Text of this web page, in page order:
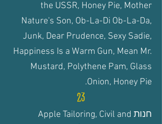
the USSR, Honey Pie, Mother
Nature's Son, Ob-La-Di Ob-La-Da,
Junk, Dear Prudence, Sexy Sadie,
Happiness Is a Warm Gun, Mean Mr.
Mustard, Polythene Pam, Glass
Onion, Honey Pie.
23
חנות Apple Tailoring, Civil and